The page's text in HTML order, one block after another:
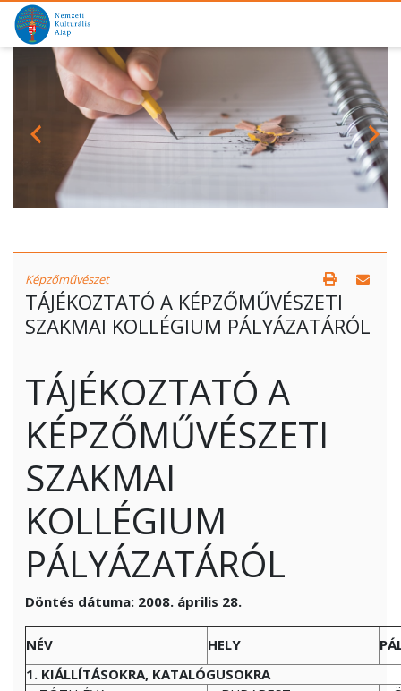
Képzőművészet
TÁJÉKOZTATÓ A KÉPZŐMŰVÉSZETI
SZAKMAI KOLLÉGIUM PÁLYÁZATÁRÓL
TÁJÉKOZTATÓ A
KÉPZŐMŰVÉSZETI
SZAKMAI
KOLLÉGIUM
PÁLYÁZATÁRÓL
Döntés dátuma: 2008. április 28.
NÉV HELY
1. KIÁLLÍTÁSOKRA, KATALÓGUSOKRA